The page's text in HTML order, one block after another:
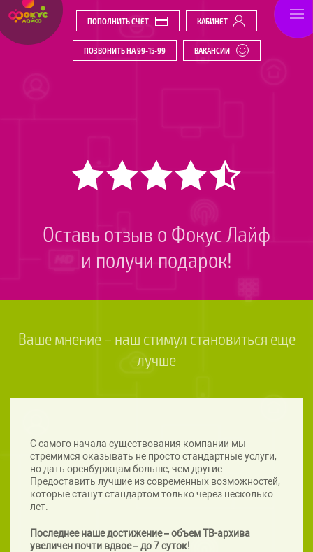
ПОПОЛНИТЬ СЧЕТ КАБИНЕТ
ПОЗВОНИТЬ НА 99-15-99 ВАКАНСИИ
Оставь отзыв о Фокус Лайф
и получи подарок!
Ваше мнение – наш стимул становиться еще
лучше
С самого начала существования компании мы
стремимся оказывать не просто стандартные услуги,
но дать оренбуржцам больше, чем другие.
Предоставить лучшие из современных возможностей,
которые станут стандартом только через несколько
лет.
Последнее наше достижение – объем ТВ-архива
увеличен почти вдвое – до 7 суток!